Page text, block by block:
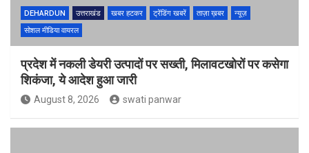
DEHARDUN उत्तराखंड खबर हटकर ट्रेंडिंग खबरें ताज़ा ख़बर
न्यूज़
सोशल मीडिया वायरल
प्रदेश में नकली डेयरी उत्पादों पर सख्ती, मिलावटखोरों पर कसेगा
शिकंजा, ये आदेश हुआ जारी
August 8, 2026 swati panwar